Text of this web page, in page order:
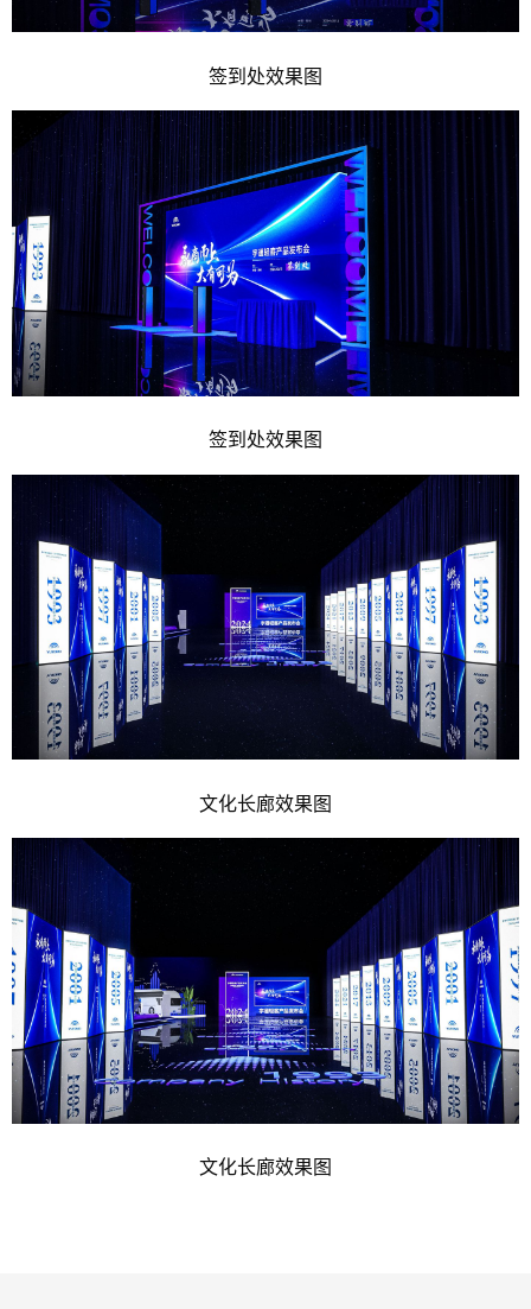
签到处效果图
签到处效果图
文化长廊效果图
文化长廊效果图